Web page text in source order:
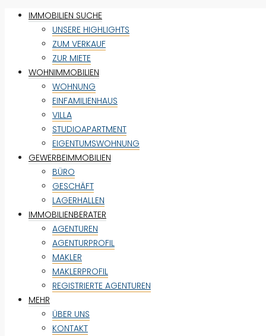
IMMOBILIEN SUCHE
UNSERE HIGHLIGHTS
ZUM VERKAUF
ZUR MIETE
WOHNIMMOBILIEN
WOHNUNG
EINFAMILIENHAUS
VILLA
STUDIOAPARTMENT
EIGENTUMSWOHNUNG
GEWERBEIMMOBILIEN
BÜRO
GESCHÄFT
LAGERHALLEN
IMMOBILIENBERATER
AGENTUREN
AGENTURPROFIL
MAKLER
MAKLERPROFIL
REGISTRIERTE AGENTUREN
MEHR
ÜBER UNS
KONTAKT